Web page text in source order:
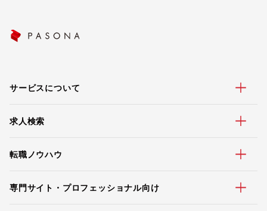
サービスについて
求人検索
転職ノウハウ
専門サイト・プロフェッショナル向け